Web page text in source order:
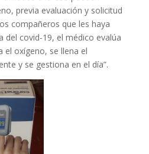
previa evaluación y solicitud
compañeros que les haya
del covid-19, el médico evalúa
el oxígeno, se llena el
y se gestiona en el día”.